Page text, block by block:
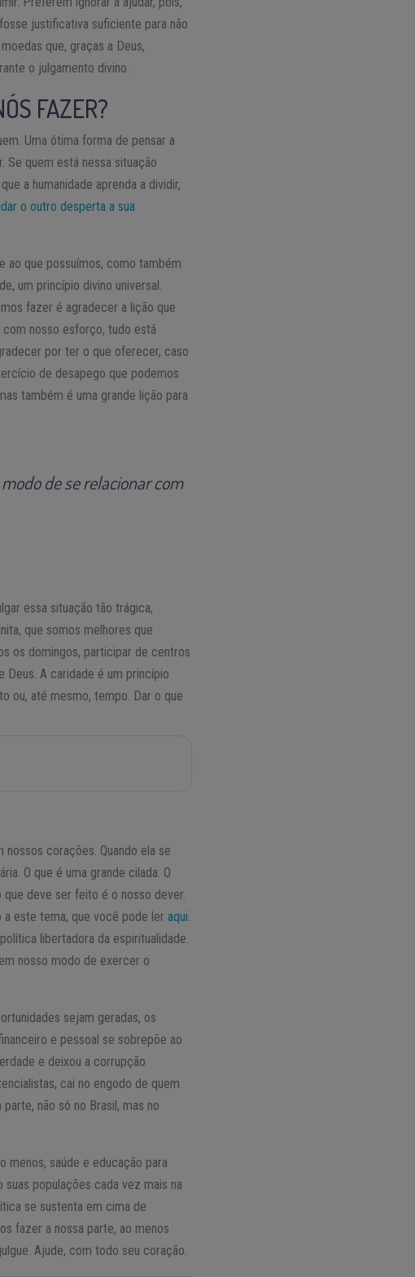
justificativa suficiente para não
que, graças a Deus,
o julgamento divino.
FAZER?
Uma ótima forma de pensar a
Se quem está nessa situação
a humanidade aprenda a dividir,
o outro desperta a sua
ao que possuímos, como também
um princípio divino universal.
fazer é agradecer a lição que
com nosso esforço, tudo está
por ter o que oferecer, caso
de desapego que podemos
também é uma grande lição para
de se relacionar com
essa situação tão trágica,
que somos melhores que
os domingos, participar de centros
A caridade é um princípio
ou, até mesmo, tempo. Dar o que
corações. Quando ela se
O que é uma grande cilada. O
deve ser feito é o nosso dever.
a este tema, que você pode leraqui
libertadora da espiritualidade.
nosso modo de exercer o
sejam geradas, os
e pessoal se sobrepõe ao
e deixou a corrupção
cai no engodo de quem
não só no Brasil, mas no
menos, saúde e educação para
populações cada vez mais na
se sustenta em cima de
fazer a nossa parte, ao menos
Ajude, com todo seu coração.